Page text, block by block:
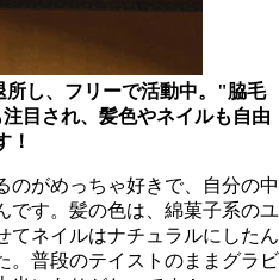
し、フリーで活動中。"脇毛
目され、髪色やネイルも自由
！
がめっちゃ好きで、自分の中
です。髪の色は、綿菓子系のユ
てネイルはナチュラルにしたん
。普段のテイストのままグラビ